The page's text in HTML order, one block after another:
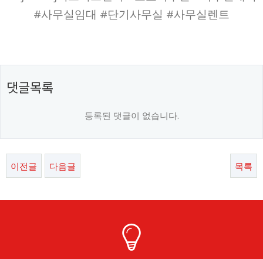
#사무실임대 #단기사무실 #사무실렌트
댓글목록
등록된 댓글이 없습니다.
이전글 다음글 목록